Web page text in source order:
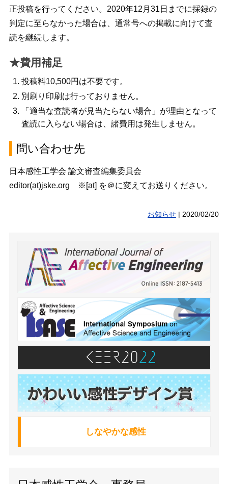
正投稿を行ってください。2020年12月31日までに採録の
判定に至らなかった場合は、通常号への掲載に向けて査
読を継続します。
★費用補足
投稿料10,500円は不要です。
別刷り印刷は行っておりません。
「適当な査読者が見当たらない場合」が理由となって
査読に入らない場合は、諸費用は発生しません。
問い合わせ先
日本感性工学会 論文審査編集委員会
editor(at)jske.org ※[at] を＠に変えてお送りください。
お知らせ 2020/02/20
しなやかな感性